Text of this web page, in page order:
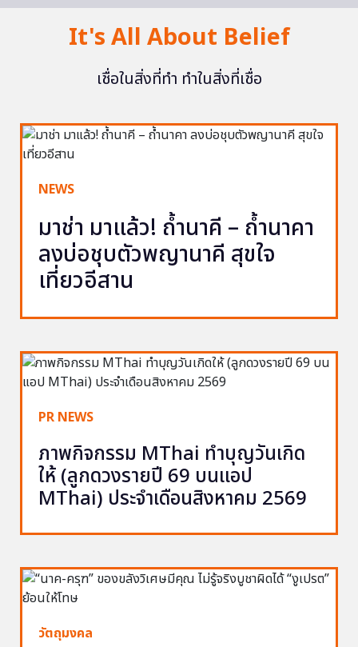
It's All About Belief
เชื่อในสิ่งที่ทำ ทำในสิ่งที่เชื่อ
NEWS
มาช่า มาแล้ว! ถ้ำนาคี – ถ้ำนาคา
ลงบ่อชุบตัวพญานาคี สุขใจ
เที่ยวอีสาน
PR NEWS
ภาพกิจกรรม MThai ทำบุญวันเกิด
ให้ (ลูกดวงรายปี 69 บนแอป
MThai) ประจำเดือนสิงหาคม 2569
วัตถุมงคล